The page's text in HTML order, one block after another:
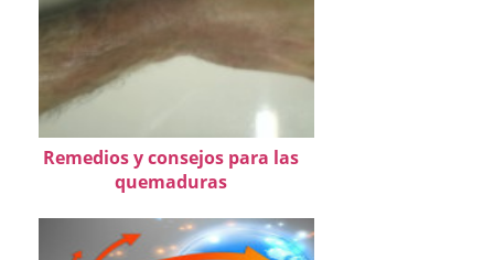
Remedios y consejos para las
quemaduras